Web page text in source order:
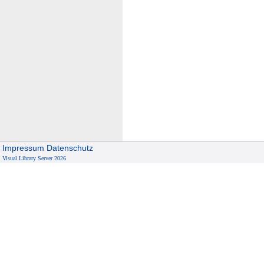
Impressum Datenschutz
Visual Library Server 2026